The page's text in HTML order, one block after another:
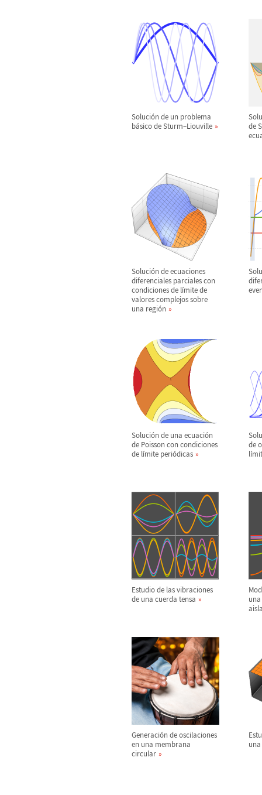
Solución de un problema
básico de Sturm–Liouville
de
Solución de ecuaciones
diferenciales parciales con
condiciones de límite de
valores complejos sobre
una región
Solución de una ecuación
de Poisson con condiciones
de límite periódicas
de
lí
Estudio de las vibraciones
de una cuerda tensa
Generación de oscilaciones
en una membrana
circular